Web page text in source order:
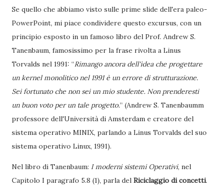
Se quello che abbiamo visto sulle prime slide dell'era paleo-
PowerPoint, mi piace condividere questo excursus, con un
principio esposto in un famoso libro del Prof. Andrew S.
Tanenbaum, famosissimo per la frase rivolta a Linus
Torvalds nel 1991: “Rimango ancora dell'idea che progettare
un kernel monolitico nel 1991 è un errore di strutturazione.
Sei fortunato che non sei un mio studente. Non prenderesti
un buon voto per un tale progetto.” (Andrew S. Tanenbaumm
professore dell'Università di Amsterdam e creatore del
sistema operativo MINIX, parlando a Linus Torvalds del suo
sistema operativo Linux, 1991).
Nel libro di Tanenbaum: I moderni sistemi Operativi, nel
Capitolo I paragrafo 5.8 (1), parla del Riciclaggio di concetti.